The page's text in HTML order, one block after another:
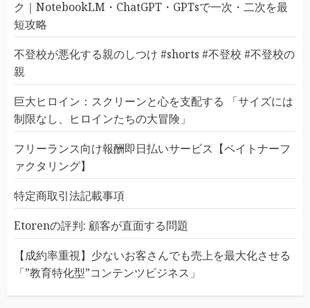
ク｜NotebookLM・ChatGPT・GPTsで一次・二次を最
短攻略
不登校が悪化する親のしつけ #shorts #不登校 #不登校の
親
巨大ヒロイン：スクリーンと心を支配する 「サイズには
制限なし、ヒロインたちの大冒険」
フリーランス向け報酬即日払いサービス【ペイトナーフ
ァクタリング】
特定商取引法記載事項
Etorenの評判: 顧客が直面する問題
【成約率重視】少ないお客さんでも売上を最大化させる
「”教育特化型”コンテンツビジネス」